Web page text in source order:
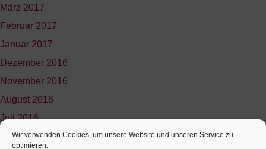
Wir verwenden Cookies, um unsere Website und unseren Service zu
optimieren.
März 2017
Februar 2017
Januar 2017
Dezember 2016
November 2016
August 2016
Juli 2016
Juni 2016